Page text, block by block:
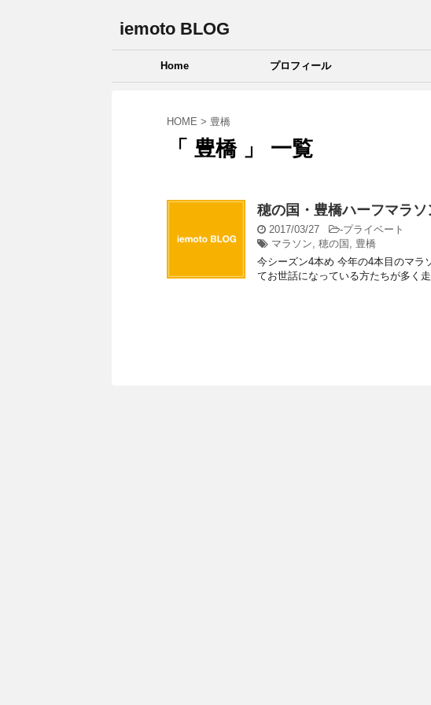
iemoto BLOG
Home プロフィール
HOME > 豊橋
「 豊橋 」 一覧
穂の国・豊橋ハーフマラ
2017/03/27 -プライベート
マラソン, 穂の国 , 豊橋
今シーズン4本め 今年の4本目のマラ
てお世話になっている方たちが多く